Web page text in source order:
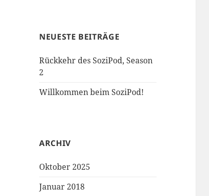
NEUESTE BEITRÄGE
Rückkehr des SoziPod, Season
2
Willkommen beim SoziPod!
ARCHIV
Oktober 2025
Januar 2018